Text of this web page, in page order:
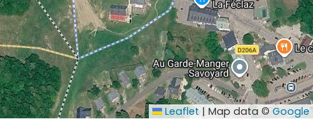
Leaflet | Map data ©Google